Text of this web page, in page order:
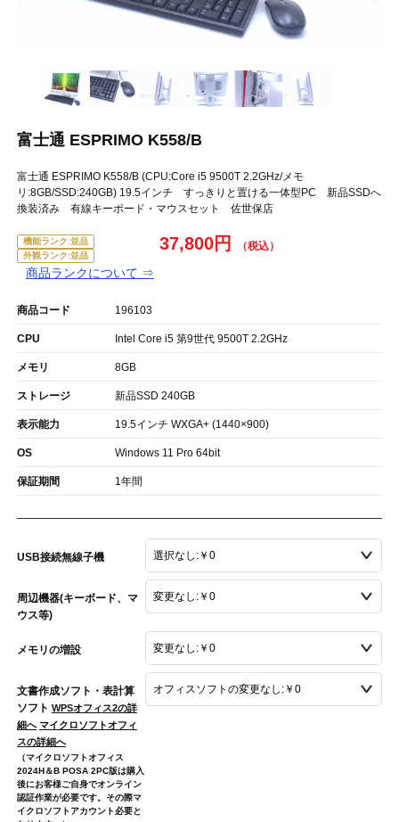
富士通 ESPRIMO K558/B
富士通 ESPRIMO K558/B (CPU:Core i5 9500T 2.2GHz/メモ
リ:8GB/SSD:240GB) 19.5インチ すっきりと置ける一体型PC 新品SSDへ
換装済み 有線キーボード・マウスセット 佐世保店
機能ランク:並品
外観ランク:並品
商品ランクについて ⇒
37,800円
商品コード 196103
CPU Intel Core i5 第9世代 9500T 2.2GHz
メモリ 8GB
ストレージ 新品SSD 240GB
表示能力 19.5インチ WXGA+ (1440×900)
OS Windows 11 Pro 64bit
保証期間 1年間
USB接続無線子機
周辺機器(キーボード、マ
ウス等)
メモリの増設
文書作成ソフト・表計算
ソフト WPSオフィス2の詳
細へ マイクロソフトオフィ
スの詳細へ
（マイクロソフトオフィス
2024H＆B POSA 2PC版は購入
後にお客様ご自身でオンライン
認証作業が必要です。その際マ
イクロソフトアカウント必要と